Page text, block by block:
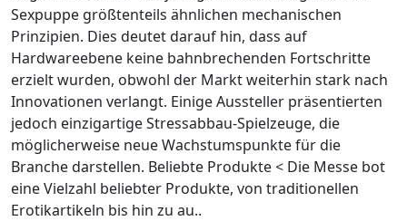
Sexpuppe größtenteils ähnlichen mechanischen
Prinzipien. Dies deutet darauf hin, dass auf
Hardwareebene keine bahnbrechenden Fortschritte
erzielt wurden, obwohl der Markt weiterhin stark nach
Innovationen verlangt. Einige Aussteller präsentierten
jedoch einzigartige Stressabbau-Spielzeuge, die
möglicherweise neue Wachstumspunkte für die
Branche darstellen. Beliebte Produkte < Die Messe bot
eine Vielzahl beliebter Produkte, von traditionellen
Erotikartikeln bis hin zu au..